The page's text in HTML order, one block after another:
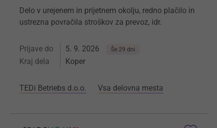
Delo v urejenem in prijetnem okolju, redno plačilo in
ustrezna povračila stroškov za prevoz, idr.
Prijave do 5. 9. 2026 Še 29 dni
Kraj dela Koper
TEDi Betriebs d.o.o. Vsa delovna mesta